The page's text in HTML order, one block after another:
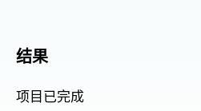
结果
项目已完成